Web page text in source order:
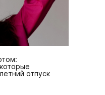
отпуск